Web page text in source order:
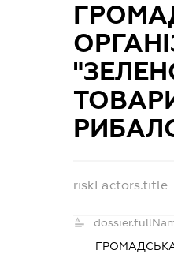
riskFactors.title